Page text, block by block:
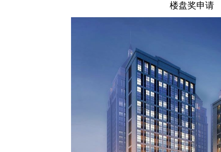
楼盘奖申请